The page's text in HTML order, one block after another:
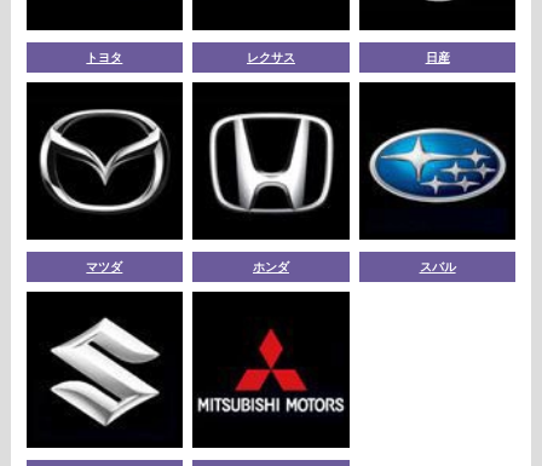
トヨタ レクサス 日産
マツダ ホンダ スバル